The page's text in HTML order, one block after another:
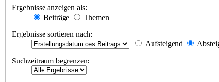
Ergebnisse anzeigen als:
Beiträge
Themen
Ergebnisse sortieren nach:
Aufsteigend
Suchzeitraum begrenzen: